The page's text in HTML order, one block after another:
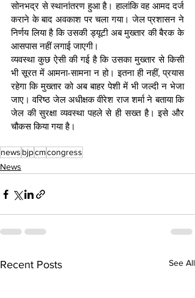
सोनभद्र से स्थानांतरण हुआ है। हालांकि वह आमद दर्ज
कराने के बाद अवकाश पर चला गया। जेल प्रशासन ने
निर्णय लिया है कि उसकी ड्यूटी अब मुख्तार की बैरक के
आसपास नहीं लगाई जाएगी।
व्यवस्था कुछ ऐसी की गई है कि उसका मुख्तार से किसी
भी सूरत में आमना-सामना न हो। इतना ही नहीं, प्रयास
रहेगा कि मुख्तार को अब बाहर पेशी में भी जल्दी न भेजा
जाए। वरिष्ठ जेल अधीक्षक वीरेश राज शर्मा ने बताया कि
जेल की सुरक्षा व्यवस्था पहले से ही सख्त है। इसे और
चौकस किया गया है।
news bjpcmcongress
News
Recent Posts See All